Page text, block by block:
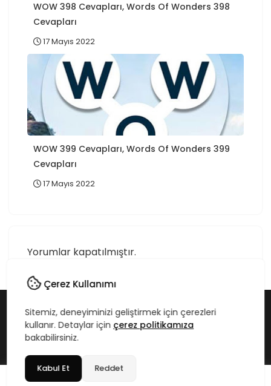
WOW 398 Cevapları, Words Of Wonders 398
Cevapları
17 Mayıs 2022
WOW 399 Cevapları, Words Of Wonders 399
Cevapları
17 Mayıs 2022
Yorumlar kapatılmıştır.
Copyright © 2020-2026 Teknikbilgim.com - Tüm Hakları
Saklıdır.
SSS
Çerez Kullanımı
Sitemiz, deneyiminizi geliştirmek için çerezleri
kullanır. Detaylar için çerez politikamıza
bakabilirsiniz.
Kabul Et Reddet